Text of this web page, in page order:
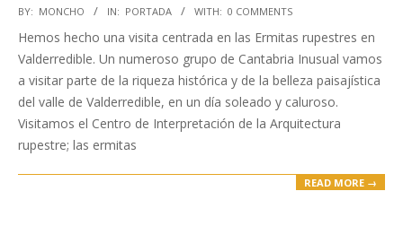
2020-
04-
15
BY: MONCHO IN: PORTADA WITH: 0 COMMENTS
Hemos hecho una visita centrada en las Ermitas rupestres en
Valderredible. Un numeroso grupo de Cantabria Inusual vamos
a visitar parte de la riqueza histórica y de la belleza paisajística
del valle de Valderredible, en un día soleado y caluroso.
Visitamos el Centro de Interpretación de la Arquitectura
rupestre; las ermitas
READ MORE →